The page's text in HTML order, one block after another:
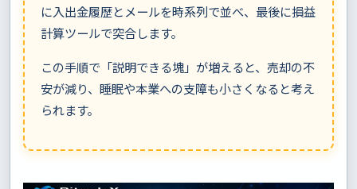
に入出金履歴とメールを時系列で並べ、最後に損益
計算ツールで突合します。
この手順で「説明できる塊」が増えると、売却の不
安が減り、睡眠や本業への支障も小さくなると考え
られます。